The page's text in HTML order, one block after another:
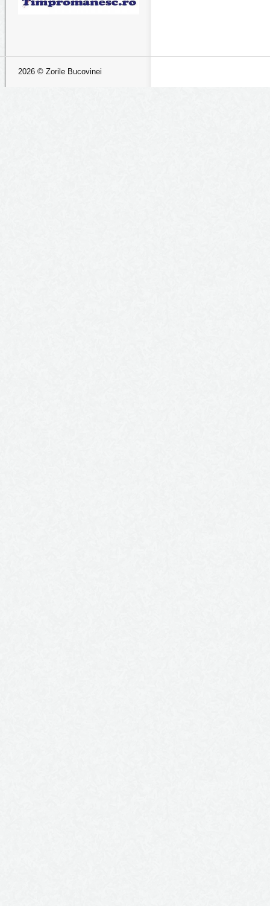
2026 © Zorile Bucovinei